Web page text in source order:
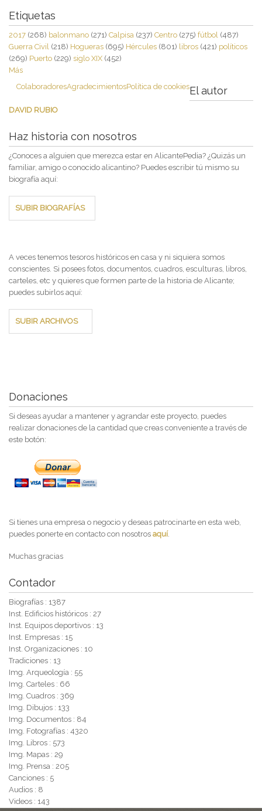
Etiquetas
2017 (268) balonmano (271) Calpisa (237) Centro (275) fútbol (487)
Guerra Civil (218) Hogueras (695) Hércules (801) libros (421) políticos
(269) Puerto (229) siglo XIX (452)
Más
ColaboradoresAgradecimientosPolítica de cookiesEl autor
DAVID RUBIO
Haz historia con nosotros
¿Conoces a alguien que merezca estar en AlicantePedia? ¿Quizás un
familiar, amigo o conocido alicantino? Puedes escribir tú mismo su
biografía aquí:
SUBIR BIOGRAFÍAS
A veces tenemos tesoros históricos en casa y ni siquiera somos
conscientes. Si posees fotos, documentos, cuadros, esculturas, libros,
carteles, etc y quieres que formen parte de la historia de Alicante;
puedes subirlos aquí:
SUBIR ARCHIVOS
Donaciones
Si deseas ayudar a mantener y agrandar este proyecto, puedes
realizar donaciones de la cantidad que creas conveniente a través de
este botón:
Si tienes una empresa o negocio y deseas patrocinarte en esta web,
puedes ponerte en contacto con nosotros aquí
Muchas gracias
Contador
Biografías : 1387
Inst. Edificios históricos : 27
Inst. Equipos deportivos : 13
Inst. Empresas : 15
Inst. Organizaciones : 10
Tradiciones : 13
Img. Arqueología : 55
Img. Carteles : 66
Img. Cuadros : 369
Img. Dibujos : 133
Img. Documentos : 84
Img. Fotografías : 4320
Img. Libros : 573
Img. Mapas : 29
Img. Prensa : 205
Canciones : 5
Audios : 8
Videos : 143